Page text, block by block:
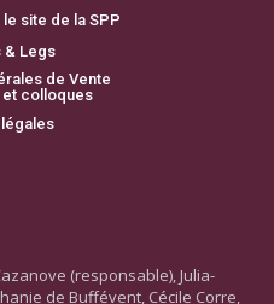
site de la SPP
& Legs
de Vente
colloques
(responsable), Julia-
de Buffévent, Cécile Corre,